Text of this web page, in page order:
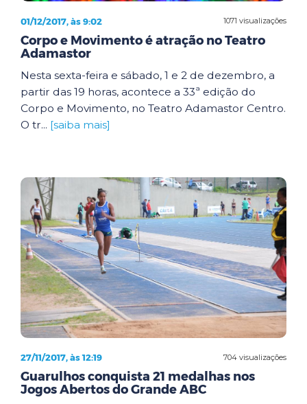
1071 visualizações
01/12/2017, às 9:02
Corpo e Movimento é atração no Teatro
Adamastor
Nesta sexta-feira e sábado, 1 e 2 de dezembro, a
partir das 19 horas, acontece a 33ª edição do
Corpo e Movimento, no Teatro Adamastor Centro.
O tr... [saiba mais]
704 visualizações
27/11/2017, às 12:19
Guarulhos conquista 21 medalhas nos
Jogos Abertos do Grande ABC